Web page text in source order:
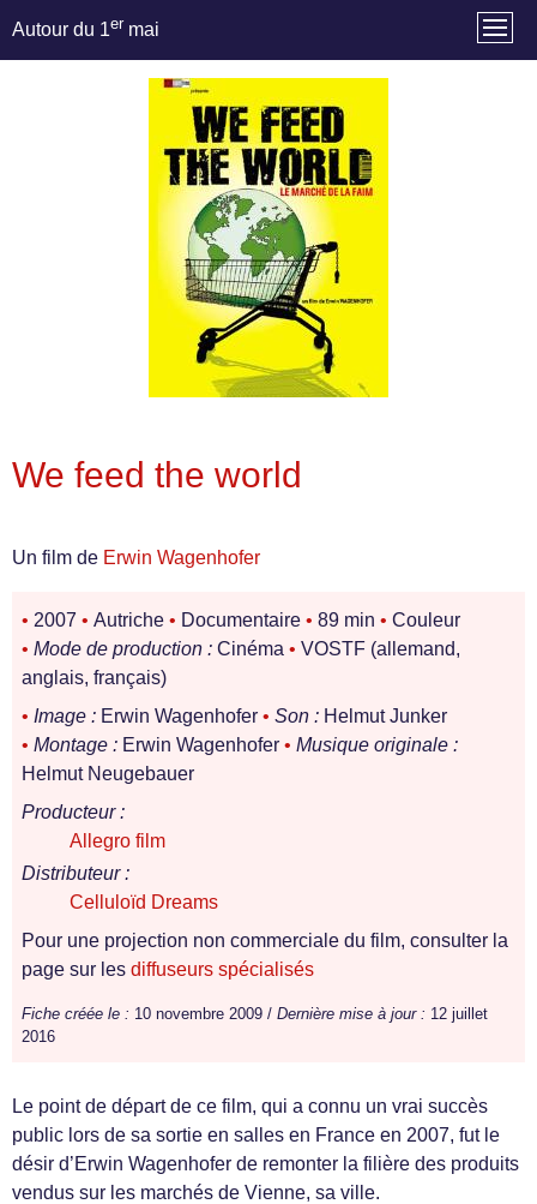
Autour du 1er mai
We feed the world
Un film de Erwin Wagenhofer
• 2007 • Autriche • Documentaire • 89 min • Couleur
• Mode de production : Cinéma • VOSTF (allemand,
anglais, français)
• Image : Erwin Wagenhofer • Son : Helmut Junker
• Montage : Erwin Wagenhofer • Musique originale :
Helmut Neugebauer
Producteur :
Allegro film
Distributeur :
Celluloïd Dreams
Pour une projection non commerciale du film, consulter la
page sur les diffuseurs spécialisés
Fiche créée le : 10 novembre 2009 / Dernière mise à jour : 12 juillet
2016
Le point de départ de ce film, qui a connu un vrai succès
public lors de sa sortie en salles en France en 2007, fut le
désir d’Erwin Wagenhofer de remonter la filière des produits
vendus sur les marchés de Vienne, sa ville.